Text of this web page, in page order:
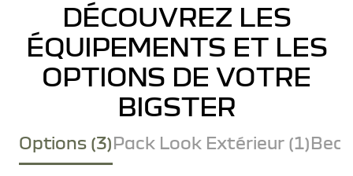
DÉCOUVREZ LES
ÉQUIPEMENTS ET LES
OPTIONS DE VOTRE
BIGSTER
Options (3)Pack Look Extérieur (1)